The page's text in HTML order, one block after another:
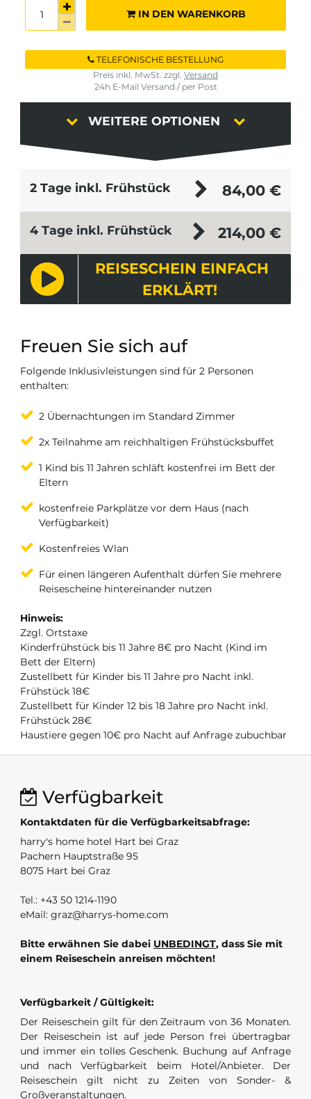
Freuen Sie sich auf
Folgende Inklusivleistungen sind für 2 Personen
enthalten:
2 Übernachtungen im Standard Zimmer
2x Teilnahme am reichhaltigen Frühstücksbuffet
1 Kind bis 11 Jahren schläft kostenfrei im Bett der
Eltern
kostenfreie Parkplätze vor dem Haus (nach
Verfügbarkeit)
Kostenfreies Wlan
Für einen längeren Aufenthalt dürfen Sie mehrere
Reisescheine hintereinander nutzen
Hinweis:
Zzgl. Ortstaxe
Kinderfrühstück bis 11 Jahre 8€ pro Nacht (Kind im
Bett der Eltern)
Zustellbett für Kinder bis 11 Jahre pro Nacht inkl.
Frühstück 18€
Zustellbett für Kinder 12 bis 18 Jahre pro Nacht inkl.
Frühstück 28€
Haustiere gegen 10€ pro Nacht auf Anfrage zubuchbar
IN DEN WARENKORB
TELEFONISCHE BESTELLUNG
Preis inkl. MwSt. zzgl. Versand
24h E-Mail Versand / per Post
WEITERE OPTIONEN
2 Tage inkl. Frühstück 84,00 €
4 Tage inkl. Frühstück 214,00 €
REISESCHEIN EINFACH
ERKLÄRT!
Verfügbarkeit
Kontaktdaten für die Verfügbarkeitsabfrage:
harry's home hotel Hart bei Graz
Pachern Hauptstraße 95
8075 Hart bei Graz
Tel.: +43 50 1214-1190
eMail: graz@harrys-home.com
Bitte erwähnen Sie dabei UNBEDINGT, dass Sie mit
einem Reiseschein anreisen möchten!
Verfügbarkeit / Gültigkeit:
Der Reiseschein gilt für den Zeitraum von 36 Monaten.
Der Reiseschein ist auf jede Person frei übertragbar
und immer ein tolles Geschenk. Buchung auf Anfrage
und nach Verfügbarkeit beim Hotel/Anbieter. Der
Reiseschein gilt nicht zu Zeiten von Sonder- &
Großveranstaltungen.